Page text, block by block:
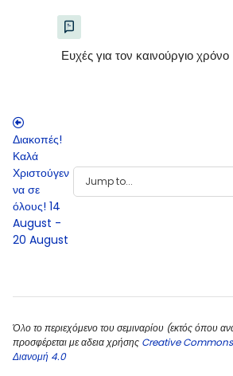
Ευχές για τον καινούργιο χρόνο
Διακοπές!
Καλά
Χριστούγεν
να σε
όλους! 14
August -
20 August
Όλο το περιεχόμενο του σεμιναρίου (εκτός όπου
προσφέρεται με αδεια χρήσης Creative
Διανομή 4.0